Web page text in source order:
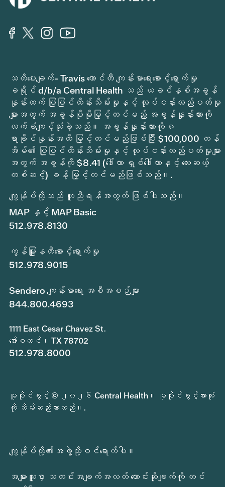
သတိပေးချက်- Travis ကောင်တီ ကျန်းမာရေးစောင့်ရှောက်မှု
ခရိုင် d/b/a Central Health သည် ယခင်နှစ်အခွန်
နှုန်းထက် ပြုပြင်ထိန်းသိမ်းမှုနှင့် လုပ်ငန်းလည်ပတ်မှု
များအတွက် အခွန်ပိုမိုမြှင့်တင်မည့် အခွန်နှုန်းထားကို
လက်ခံကျင့်သုံးခဲ့သည်။ အခွန်နှုန်းထားကို ၈
ရာခိုင်နှုန်းအထိ မြှင့်တင်မည်ဖြစ်ပြီး $100,000 တန်
အိမ်၏ ပြုပြင်ထိန်းသိမ်းမှုနှင့် လုပ်ငန်းလည်ပတ်မှုများ
အတွက် အခွန်ကို $8.41 (ဒေါ်လာ ရှစ်ဒေါ်လာနှင့် လေးဆယ့်
တစ်ဆင့်) ခန့် မြှင့်တင်မည်ဖြစ်သည်။.
ကျွန်ုပ်တို့သည် ကူညီရန်အတွက် ဖြစ်ပါသည်။
MAP နှင့် MAP Basic
512.978.8130
ကွန်မြူနတီစောင့်ရှောက်မှု
512.978.9015
Sendero ကျန်းမာရေး အစီအစဉ်များ
844.800.4693
1111 East Cesar Chavez St.
အော်စတင်၊ TX 78702
512.978.8000
မူပိုင်ခွင့် © ၂၀၂၆ Central Health။ မူပိုင်ခွင့်အားလုံး
ကို သိမ်းဆည်းထားသည်။.
ကျွန်ုပ်တို့၏အဖွဲ့သို့ဝင်ရောက်ပါ။
အများသူငှာ သတင်းအချက်အလတ် တောင်းဆိုချက်ကို တင်